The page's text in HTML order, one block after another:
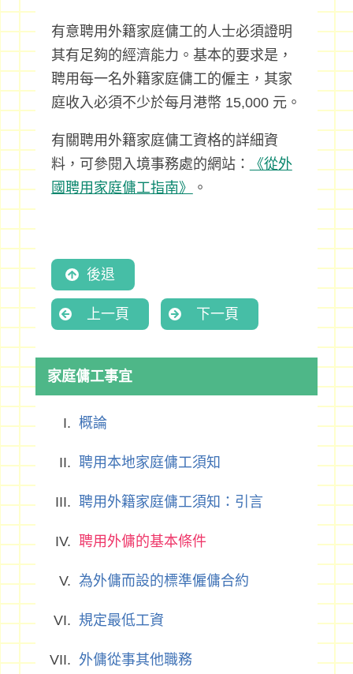
有意聘用外籍家庭傭工的人士必須證明
其有足夠的經濟能力。基本的要求是，
聘用每一名外籍家庭傭工的僱主，其家
庭收入必須不少於每月港幣 15,000 元。
有關聘用外籍家庭傭工資格的詳細資
料，可參閱入境事務處的網站：
《從外
國聘用家庭傭工指南》
。
後退
上一頁 下一頁
家庭傭工事宜
概論
聘用本地家庭傭工須知
聘用外籍家庭傭工須知：引言
聘用外傭的基本條件
為外傭而設的標準僱傭合約
規定最低工資
外傭從事其他職務